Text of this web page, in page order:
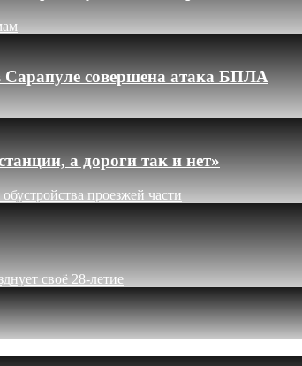
Сарапуле совершена атака БПЛА
а дороги так и нет»
проезжей части
своё 28-летие